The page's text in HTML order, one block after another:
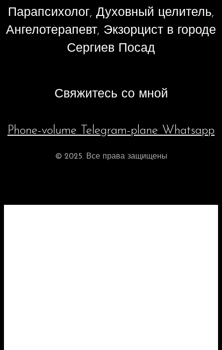
Парапсихолог, Духовный целитель,
Ангелотерапевт, Экзорцист в городе
Сергиев Посад
Свяжитесь со мной
Phone-volume Telegram-plane Whatsapp
© 2025. Все права защищены